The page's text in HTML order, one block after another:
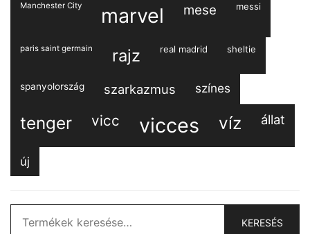
Manchester City marvel mese messi
paris saint germain rajz real madrid sheltie
spanyolország szarkazmus színes
tenger vicc vicces víz állat
új
KERESÉS